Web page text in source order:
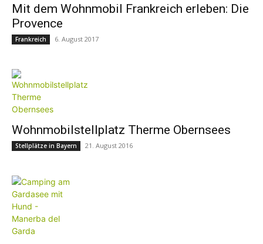
Mit dem Wohnmobil Frankreich erleben: Die
Provence
Frankreich 6. August 2017
Wohnmobilstellplatz Therme Obernsees
Stellplätze in Bayern 21. August 2016